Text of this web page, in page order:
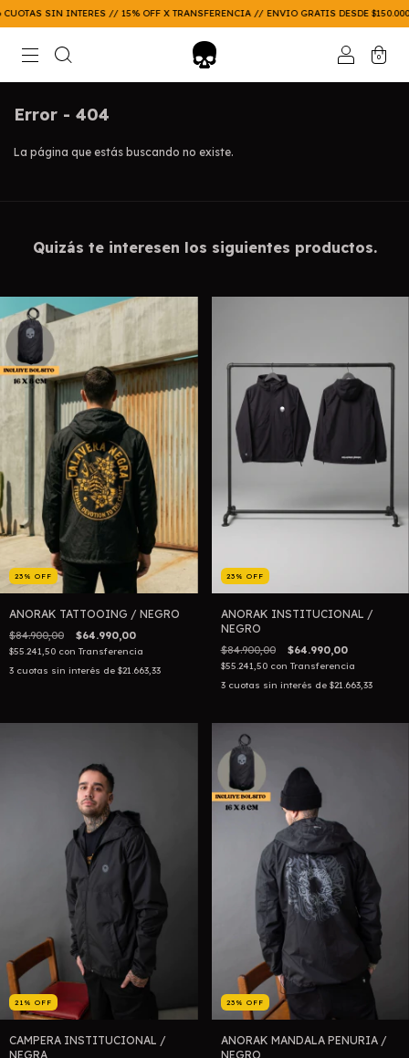
SIN INTERES // 15% OFF X TRANSFERENCIA // ENVIO GRATIS DESDE $150.000
0
Error - 404
La página que estás buscando no existe.
Quizás te interesen los siguientes productos.
23 % OFF
ANORAK TATTOOING / NEGRO
$84.900,00 $64.990,00
$55.241,50 con Transferencia
3 cuotas sin interés de $21.663,33
23 % OFF
ANORAK INSTITUCIONAL /
NEGRO
$84.900,00 $64.990,00
$55.241,50 con Transferencia
3 cuotas sin interés de $21.663,33
21 % OFF
CAMPERA INSTITUCIONAL /
NEGRA
23 % OFF
ANORAK MANDALA PENURIA /
NEGRO